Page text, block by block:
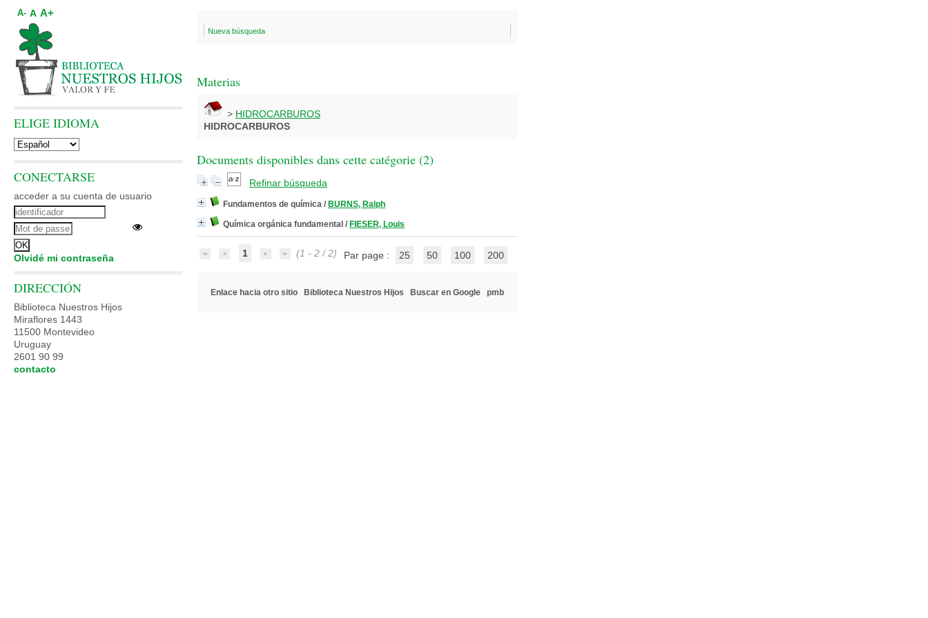
Nueva búsqueda
Materias
> HIDROCARBUROS
HIDROCARBUROS
Documents disponibles dans cette catégorie (2)
Refinar búsqueda
Fundamentos de química / BURNS, Ralph
Química orgánica fundamental / FIESER, Louis
1 (1 - 2 / 2) Par page : 25 50 100 200
Enlace hacia otro sitio Biblioteca Nuestros Hijos Buscar en Google pmb
A- A A+
ELIGE IDIOMA
CONECTARSE
acceder a su cuenta de usuario
Olvidé mi contraseña
DIRECCIÓN
Biblioteca Nuestros Hijos
Miraflores 1443
11500 Montevideo
Uruguay
2601 90 99
contacto